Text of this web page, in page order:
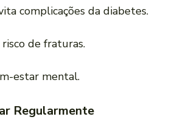
complicações da diabetes.
de fraturas.
estar mental.
Regularmente